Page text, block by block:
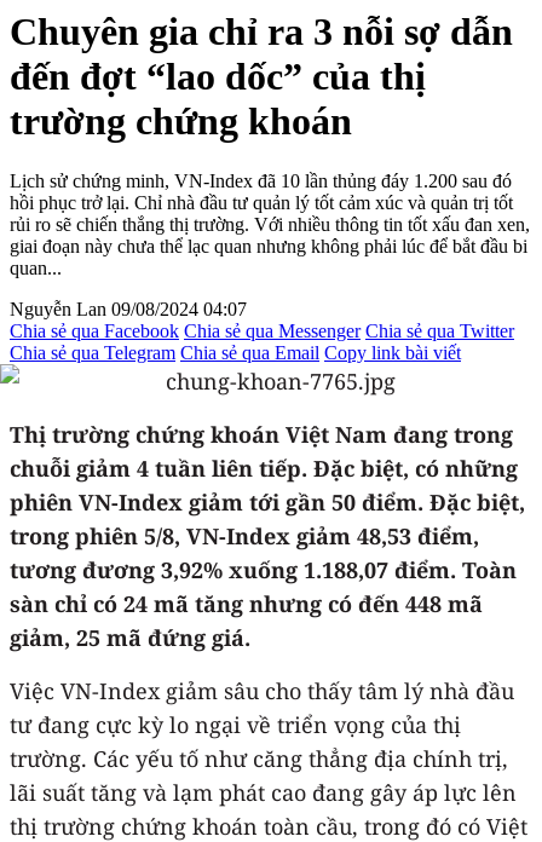
Chuyên gia chỉ ra 3 nỗi sợ dẫn
đến đợt “lao dốc” của thị
trường chứng khoán
Lịch sử chứng minh, VN-Index đã 10 lần thủng đáy 1.200 sau đó
hồi phục trở lại. Chỉ nhà đầu tư quản lý tốt cảm xúc và quản trị tốt
rủi ro sẽ chiến thắng thị trường. Với nhiều thông tin tốt xấu đan xen,
giai đoạn này chưa thể lạc quan nhưng không phải lúc để bắt đầu bi
quan...
Nguyễn Lan 09/08/2024 04:07
Chia sẻ qua Facebook Chia sẻ qua Messenger Chia sẻ qua Twitter
Chia sẻ qua Telegram Chia sẻ qua Email Copy link bài viết
Thị trường chứng khoán Việt Nam đang trong
chuỗi giảm 4 tuần liên tiếp. Đặc biệt, có những
phiên VN-Index giảm tới gần 50 điểm. Đặc biệt,
trong phiên 5/8, VN-Index giảm 48,53 điểm,
tương đương 3,92% xuống 1.188,07 điểm. Toàn
sàn chỉ có 24 mã tăng nhưng có đến 448 mã
giảm, 25 mã đứng giá.
Việc VN-Index giảm sâu cho thấy tâm lý nhà đầu
tư đang cực kỳ lo ngại về triển vọng của thị
trường. Các yếu tố như căng thẳng địa chính trị,
lãi suất tăng và lạm phát cao đang gây áp lực lên
thị trường chứng khoán toàn cầu, trong đó có Việt